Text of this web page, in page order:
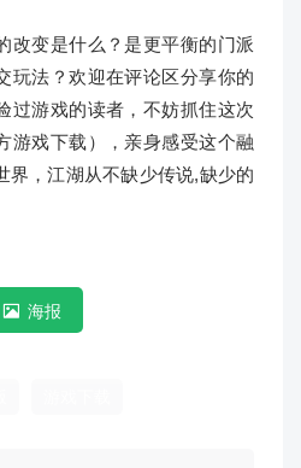
改变是什么？是更平衡的门派
玩法？欢迎在评论区分享你的
过游戏的读者，不妨抓住这次
游戏下载），亲身感受这个融
界，江湖从不缺少传说,缺少的
海报